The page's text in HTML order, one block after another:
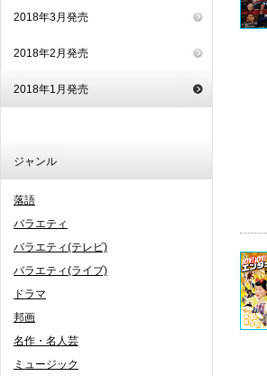
2018年3月発売
2018年2月発売
2018年1月発売
ジャンル
落語
バラエティ
バラエティ(テレビ)
バラエティ(ライブ)
ドラマ
邦画
名作・名人芸
ミュージック